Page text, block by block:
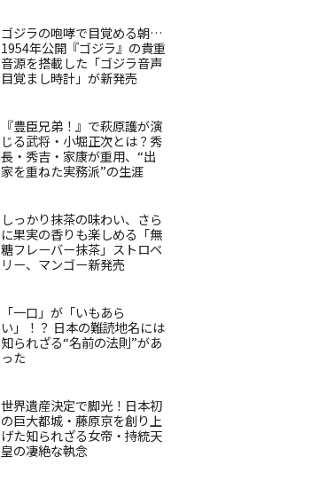
ゴジラの咆哮で目覚める朝…
1954年公開『ゴジラ』の貴重
音源を搭載した「ゴジラ音声
目覚まし時計」が新発売
『豊臣兄弟！』で萩原護が演
じる武将・小堀正次とは？秀
長・秀吉・家康が重用、“出
家を重ねた実務派”の生涯
しっかり抹茶の味わい、さら
に果実の香りも楽しめる「無
糖フレーバー抹茶」ストロベ
リー、マンゴー新発売
「一口」が「いもあら
い」！？ 日本の難読地名には
知られざる“名前の法則”があ
った
世界遺産決定で脚光！日本初
の巨大都城・藤原京を創り上
げた知られざる女帝・持統天
皇の凄絶な執念